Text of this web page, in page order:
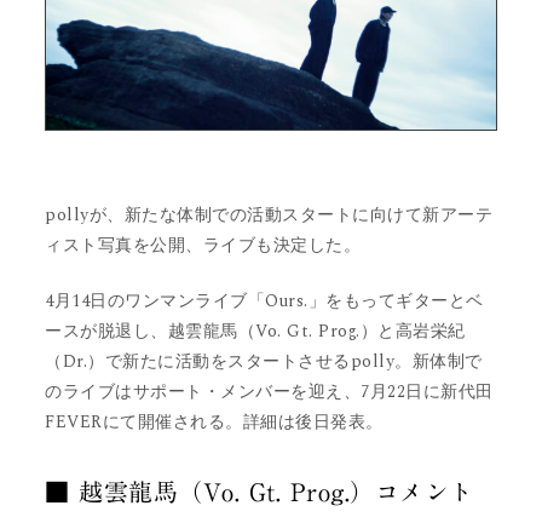
pollyが、新たな体制での活動スタートに向けて新アーテ
ィスト写真を公開、ライブも決定した。
4月14日のワンマンライブ「Ours.」をもってギターとベ
ースが脱退し、越雲龍馬（Vo. Gt. Prog.）と高岩栄紀
（Dr.）で新たに活動をスタートさせるpolly。新体制で
のライブはサポート・メンバーを迎え、7月22日に新代田
FEVERにて開催される。詳細は後日発表。
■ 越雲龍馬（Vo. Gt. Prog.）コメント